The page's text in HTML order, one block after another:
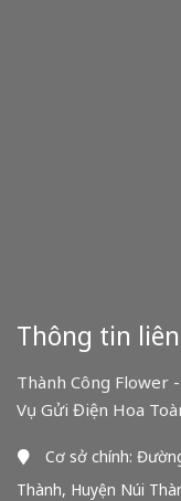
Thông tin
Thành Công Flower
Vụ Gửi Điện Hoa
Cơ sở chính:
Thành, Huyện Núi